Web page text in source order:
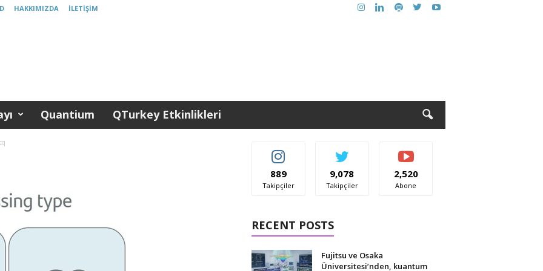
HAKKIMIZDA İLETIŞIM
Quantium QTurkey Etkinlikleri
889
Takipçiler
9,078
Takipçiler
2,520
Abone
RECENT POSTS
Fujitsu ve Osaka
Üniversitesi’nden, kuantum